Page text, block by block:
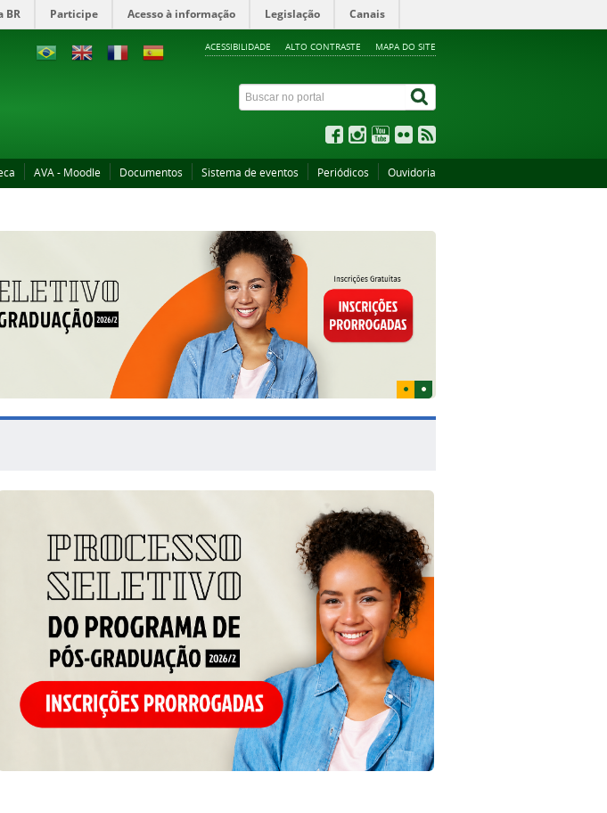
BR Participe Acesso à informação Legislação Canais
ACESSIBILIDADE ALTO CONTRASTE MAPA DO SITE
AVA - Moodle Documentos Sistema de eventos Periódicos Ouvidoria